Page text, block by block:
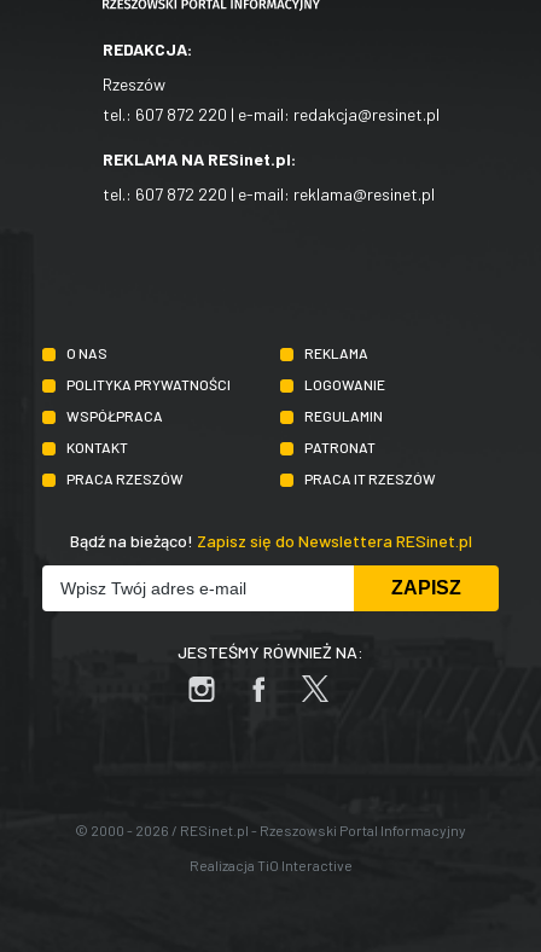
REDAKCJA:
Rzeszów
tel.: 607 872 220 | e-mail: redakcja@resinet.pl
REKLAMA NA RESinet.pl:
tel.: 607 872 220 | e-mail: reklama@resinet.pl
O NAS
REKLAMA
POLITYKA PRYWATNOŚCI
LOGOWANIE
WSPÓŁPRACA
REGULAMIN
KONTAKT
PATRONAT
PRACA RZESZÓW
PRACA IT RZESZÓW
Bądź na bieżąco! Zapisz się do Newslettera RESinet.pl
JESTEŚMY RÓWNIEŻ NA:
© 2000 - 2026 / RESinet.pl - Rzeszowski Portal Informacyjny
Realizacja TiO Interactive